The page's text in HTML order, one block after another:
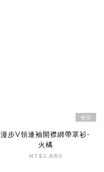
售完
漫步V領連袖開襟綁帶罩衫-
火橘
NT$2,680